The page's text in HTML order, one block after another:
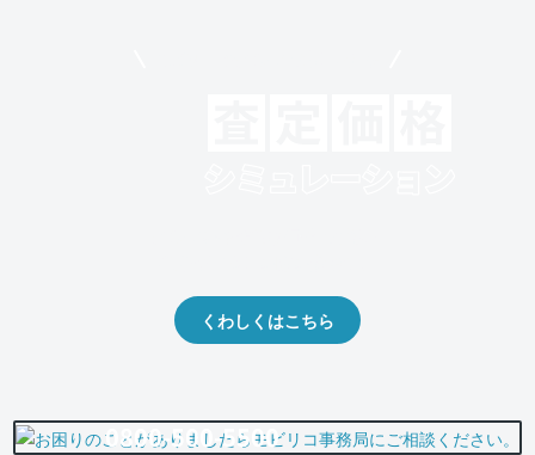
くわしくはこちら
0800-500-5500